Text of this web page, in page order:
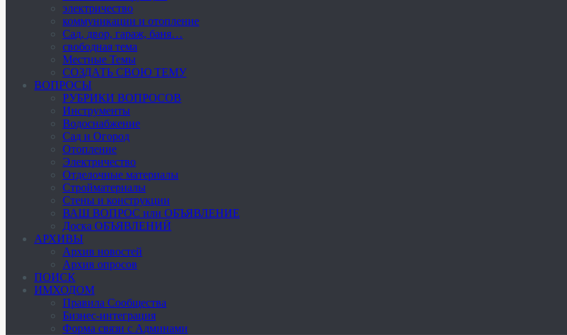
электричество
коммуникации и отопление
Cад, двор, гараж, баня…
свободная тема
Местные Темы
СОЗДАТЬ СВОЮ ТЕМУ
ВОПРОСЫ
РУБРИКИ ВОПРОСОВ
Инструменты
Водоснабжение
Сад и Огород
Отопление
Электричество
Отделочные материалы
Стройматериалы
Стены и конструкции
ВАШ ВОПРОС или ОБЪЯВЛЕНИЕ
Доска ОБЪЯВЛЕНИЙ
АРХИВЫ
Архив новостей
Архив опросов
ПОИСК
ИМХОДОМ
Правила Сообщества
Бизнес-интеграция
Форма связи с Админами